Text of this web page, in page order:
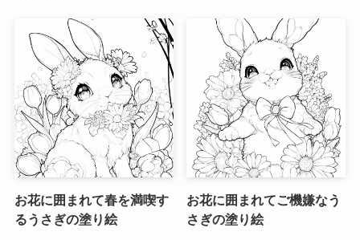
お花に囲まれて春を満喫す
るうさぎの塗り絵
お花に囲まれてご機嫌なう
さぎの塗り絵